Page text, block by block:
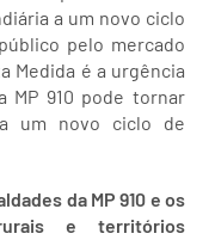
a um novo ciclo
pelo mercado
Medida é a urgência
MP 910 pode tornar
um novo ciclo de
da MP 910 e os
e territórios